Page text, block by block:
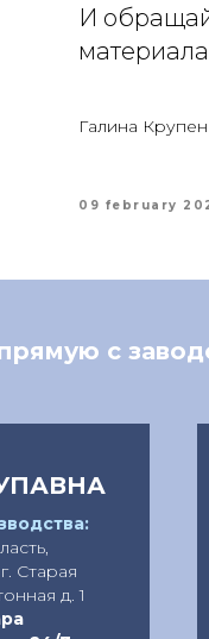
И
Галина Крупен
09 february
с
Старая
д. 1